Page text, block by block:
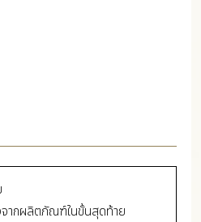
ากผลิตภัณฑ์ในขั้นสุดท้าย